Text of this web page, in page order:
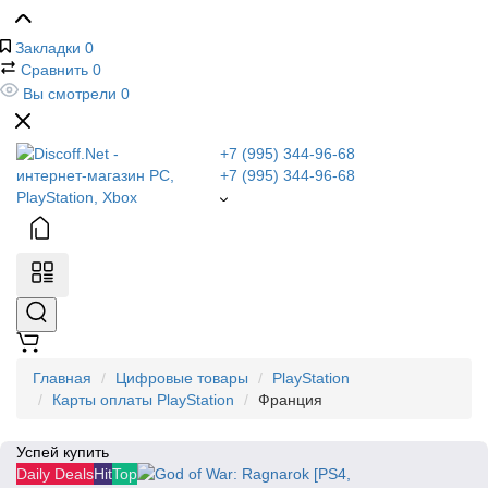
Закладки 0
Сравнить 0
Вы смотрели 0
+7 (995) 344-96-68
+7 (995) 344-96-68
Главная Цифровые товары
PlayStation
Карты оплаты PlayStation
Франция
Успей купить
Daily DealsHitTop